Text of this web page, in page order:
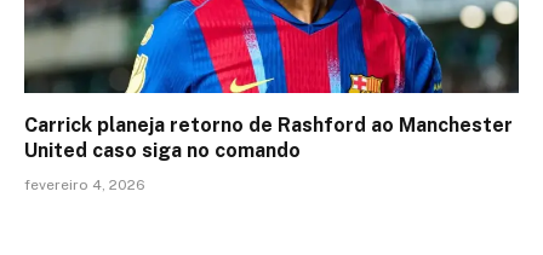
Carrick planeja retorno de Rashford ao Manchester
United caso siga no comando
fevereiro 4, 2026